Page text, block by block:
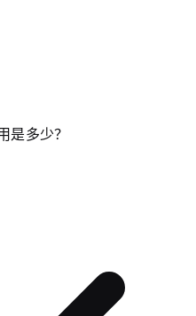
是多少？